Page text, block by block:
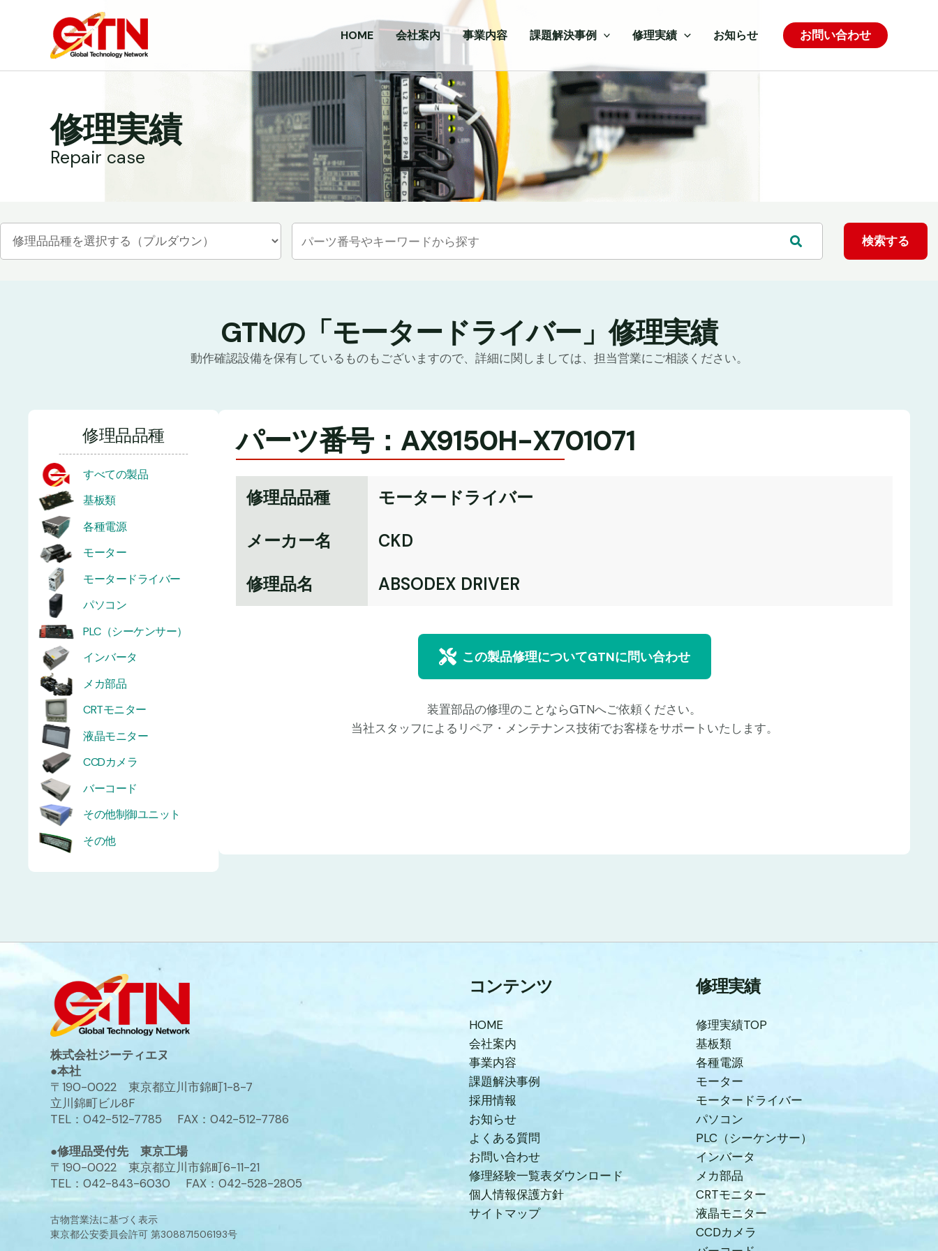
HOME 会社案内 事業内容 課題解決事例 修理実績 お知らせ お問い合わせ
修理実績
Repair case
GTNの「モータードライバー」修理実績
動作確認設備を保有しているものもございますので、詳細に関しましては、担当営業にご相談ください。
修理品品種
すべての製品
基板類
各種電源
モーター
モータードライバー
パソコン
PLC（シーケンサー）
インバータ
メカ部品
CRTモニター
液晶モニター
CCDカメラ
バーコード
その他制御ユニット
その他
パーツ番号：AX9150H-X701071
修理品品種
モータードライバー
メーカー名
CKD
修理品名
ABSODEX DRIVER
この製品修理についてGTNに問い合わせ
装置部品の修理のことならGTNへご依頼ください。
当社スタッフによるリペア・メンテナンス技術でお客様をサポートいたします。
株式会社ジーティエヌ
●本社
〒190-0022 東京都立川市錦町1-8-7
立川錦町ビル8F
TEL：042-512-7785 FAX：042-512-7786
●修理品受付先 東京工場
〒190-0022 東京都立川市錦町6-11-21
TEL：042-843-6030 FAX：042-528-2805
古物営業法に基づく表示
東京都公安委員会許可 第308871506193号
コンテンツ
HOME
会社案内
事業内容
課題解決事例
採用情報
お知らせ
よくある質問
お問い合わせ
修理経験一覧表ダウンロード
個人情報保護方針
サイトマップ
修理実績
修理実績TOP
基板類
各種電源
モーター
モータードライバー
パソコン
PLC（シーケンサー）
インバータ
メカ部品
CRTモニター
液晶モニター
CCDカメラ